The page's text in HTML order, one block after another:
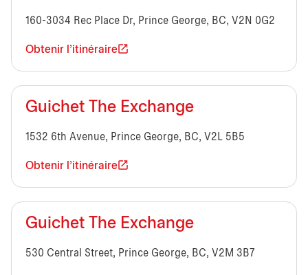
160-3034 Rec Place Dr, Prince George, BC, V2N 0G2
Obtenir l'itinéraire
Guichet The Exchange
1532 6th Avenue, Prince George, BC, V2L 5B5
Obtenir l'itinéraire
Guichet The Exchange
530 Central Street, Prince George, BC, V2M 3B7